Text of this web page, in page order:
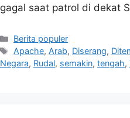
gagal saat patrol di dekat
Kategori
Berita populer
Tag
Apache, Arab, Diserang,
Negara, Rudal, semakin, tengah,